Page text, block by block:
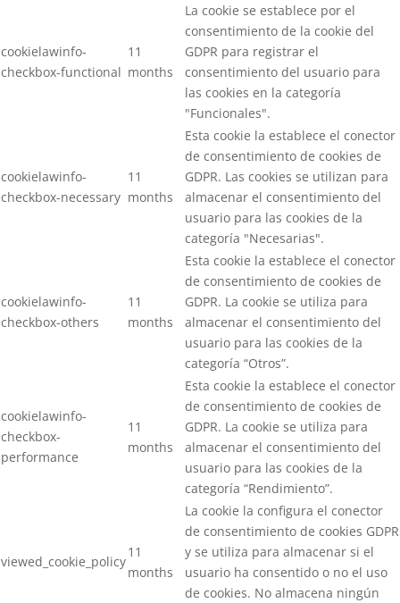
cookielawinfo-
checkbox-functional
11
months
La cookie se establece por el
consentimiento de la cookie del
GDPR para registrar el
consentimiento del usuario para
las cookies en la categoría
"Funcionales".
cookielawinfo-
checkbox-necessary
11
months
Esta cookie la establece el conector
de consentimiento de cookies de
GDPR. Las cookies se utilizan para
almacenar el consentimiento del
usuario para las cookies de la
categoría "Necesarias".
cookielawinfo-
checkbox-others
11
months
Esta cookie la establece el conector
de consentimiento de cookies de
GDPR. La cookie se utiliza para
almacenar el consentimiento del
usuario para las cookies de la
categoría “Otros”.
cookielawinfo-
checkbox-
performance
11
months
Esta cookie la establece el conector
de consentimiento de cookies de
GDPR. La cookie se utiliza para
almacenar el consentimiento del
usuario para las cookies de la
categoría “Rendimiento”.
viewed_cookie_policy
11
months
La cookie la configura el conector
de consentimiento de cookies GDPR
y se utiliza para almacenar si el
usuario ha consentido o no el uso
de cookies. No almacena ningún